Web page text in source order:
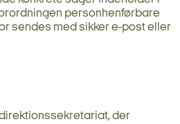
personhenførbare
sendes med sikker e-post eller
der